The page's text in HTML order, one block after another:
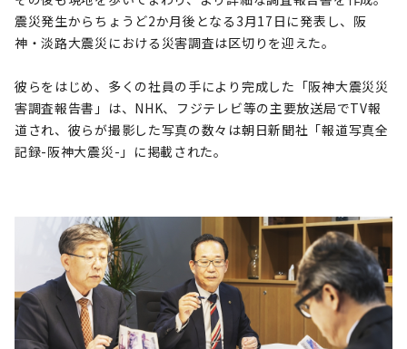
震災発生からちょうど2か月後となる3月17日に発表し、阪
神・淡路大震災における災害調査は区切りを迎えた。
彼らをはじめ、多くの社員の手により完成した「阪神大震災災
害調査報告書」は、NHK、フジテレビ等の主要放送局でTV報
道され、彼らが撮影した写真の数々は朝日新聞社「報道写真全
記録-阪神大震災-」に掲載された。